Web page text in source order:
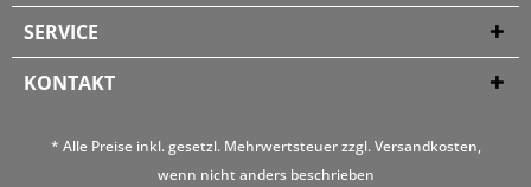
SERVICE
KONTAKT
* Alle Preise inkl. gesetzl. Mehrwertsteuer zzgl.Versandkosten,
wenn nicht anders beschrieben